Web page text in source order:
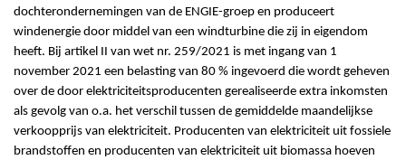
dochterondernemingen van de ENGIE-groep en produceert
windenergie door middel van een windturbine die zij in eigendom
heeft. Bij artikel II van wet nr. 259/2021 is met ingang van 1
november 2021 een belasting van 80 % ingevoerd die wordt geheven
over de door elektriciteitsproducenten gerealiseerde extra inkomsten
als gevolg van o.a. het verschil tussen de gemiddelde maandelijkse
verkoopprijs van elektriciteit. Producenten van elektriciteit uit fossiele
brandstoffen en producenten van elektriciteit uit biomassa hoeven